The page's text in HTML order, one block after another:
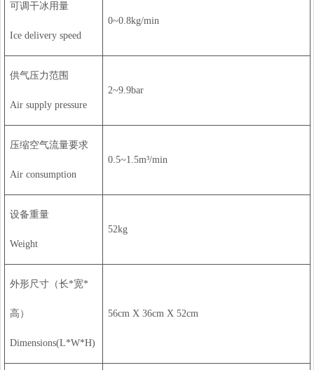
可调干冰用量
Ice delivery speed
0~0.8kg/min
供气压力范围
Air supply pressure
2~9.9bar
压缩空气流量要求
Air consumption
0.5~1.5m³/min
设备重量
Weight
52kg
外形尺寸（长*宽*
高）
Dimensions(L*W*H)
56cm X 36cm X 52cm